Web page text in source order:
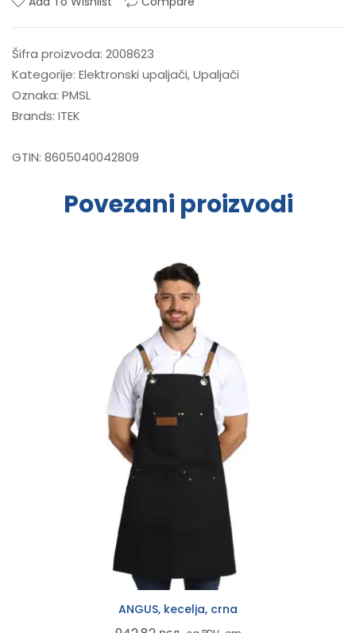
Šifra proizvoda: 2008623
Kategorije: Elektronski upaljači,Upaljači
Oznaka: PMSL
Brands: ITEK
GTIN: 8605040042809
Povezani proizvodi
ANGUS, kecelja, crna